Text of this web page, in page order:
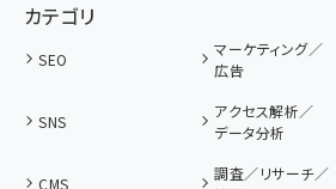
カテゴリ
SEO
マーケティング／
広告
SNS
アクセス解析／
データ分析
CMS
調査／リサーチ／